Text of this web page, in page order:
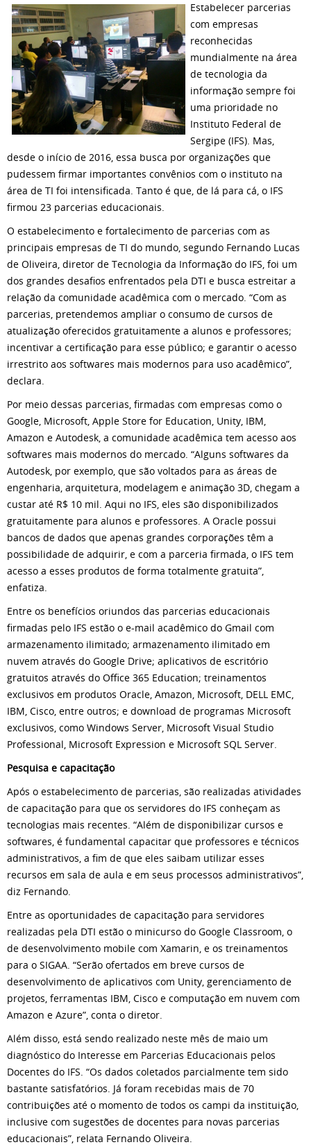
Estabelecer parcerias
com empresas
reconhecidas
mundialmente na área
de tecnologia da
informação sempre foi
uma prioridade no
Instituto Federal de
Sergipe (IFS). Mas,
desde o início de 2016, essa busca por organizações que
pudessem firmar importantes convênios com o instituto na
área de TI foi intensificada. Tanto é que, de lá para cá, o IFS
firmou 23 parcerias educacionais.
O estabelecimento e fortalecimento de parcerias com as
principais empresas de TI do mundo, segundo Fernando Lucas
de Oliveira, diretor de Tecnologia da Informação do IFS, foi um
dos grandes desafios enfrentados pela DTI e busca estreitar a
relação da comunidade acadêmica com o mercado. “Com as
parcerias, pretendemos ampliar o consumo de cursos de
atualização oferecidos gratuitamente a alunos e professores;
incentivar a certificação para esse público; e garantir o acesso
irrestrito aos softwares mais modernos para uso acadêmico”,
declara.
Por meio dessas parcerias, firmadas com empresas como o
Google, Microsoft, Apple Store for Education, Unity, IBM,
Amazon e Autodesk, a comunidade acadêmica tem acesso aos
softwares mais modernos do mercado. “Alguns softwares da
Autodesk, por exemplo, que são voltados para as áreas de
engenharia, arquitetura, modelagem e animação 3D, chegam a
custar até R$ 10 mil. Aqui no IFS, eles são disponibilizados
gratuitamente para alunos e professores. A Oracle possui
bancos de dados que apenas grandes corporações têm a
possibilidade de adquirir, e com a parceria firmada, o IFS tem
acesso a esses produtos de forma totalmente gratuita”,
enfatiza.
Entre os benefícios oriundos das parcerias educacionais
firmadas pelo IFS estão o e-mail acadêmico do Gmail com
armazenamento ilimitado; armazenamento ilimitado em
nuvem através do Google Drive; aplicativos de escritório
gratuitos através do Office 365 Education; treinamentos
exclusivos em produtos Oracle, Amazon, Microsoft, DELL EMC,
IBM, Cisco, entre outros; e download de programas Microsoft
exclusivos, como Windows Server, Microsoft Visual Studio
Professional, Microsoft Expression e Microsoft SQL Server.
Pesquisa e capacitação
Após o estabelecimento de parcerias, são realizadas atividades
de capacitação para que os servidores do IFS conheçam as
tecnologias mais recentes. “Além de disponibilizar cursos e
softwares, é fundamental capacitar que professores e técnicos
administrativos, a fim de que eles saibam utilizar esses
recursos em sala de aula e em seus processos administrativos”,
diz Fernando.
Entre as oportunidades de capacitação para servidores
realizadas pela DTI estão o minicurso do Google Classroom, o
de desenvolvimento mobile com Xamarin, e os treinamentos
para o SIGAA. “Serão ofertados em breve cursos de
desenvolvimento de aplicativos com Unity, gerenciamento de
projetos, ferramentas IBM, Cisco e computação em nuvem com
Amazon e Azure”, conta o diretor.
Além disso, está sendo realizado neste mês de maio um
diagnóstico do Interesse em Parcerias Educacionais pelos
Docentes do IFS. “Os dados coletados parcialmente tem sido
bastante satisfatórios. Já foram recebidas mais de 70
contribuições até o momento de todos os campi da instituição,
inclusive com sugestões de docentes para novas parcerias
educacionais”, relata Fernando Oliveira.